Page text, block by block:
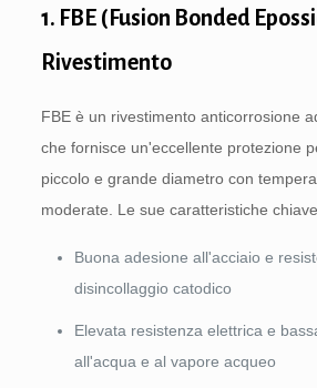
1. FBE (Fusion Bonded
Rivestimento
FBE è un rivestimento anticorrosione
che fornisce un'eccellente protezione
piccolo e grande diametro con
moderate. Le sue caratteristiche
Buona adesione all'acciaio e
disincollaggio catodico
Elevata resistenza elettrica e
all'acqua e al vapore acqueo